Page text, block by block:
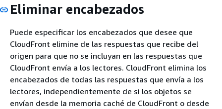
Eliminar encabezados
Puede especificar los encabezados que desee que
CloudFront elimine de las respuestas que recibe del
origen para que no se incluyan en las respuestas que
CloudFront envía a los lectores. CloudFront elimina los
encabezados de todas las respuestas que envía a los
lectores, independientemente de si los objetos se
envían desde la memoria caché de CloudFront o desde